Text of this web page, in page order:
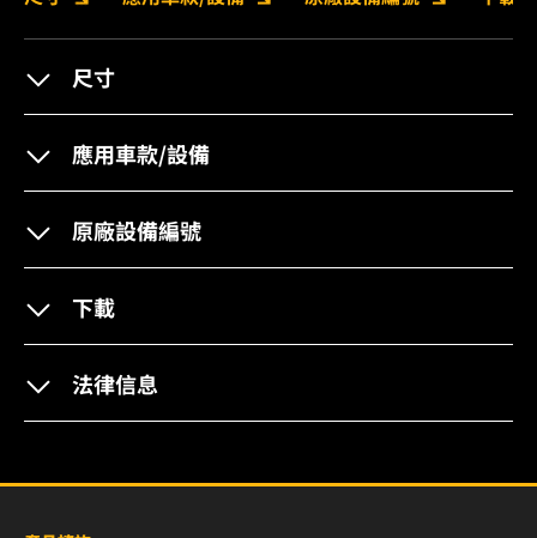
尺寸
應用車款/設備
原廠設備編號
下載
法律信息